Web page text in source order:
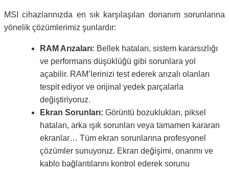
MSI cihazlarınızda en sık karşılaşılan donanım sorunlarına
yönelik çözümlerimiz şunlardır:
RAM Arızaları: Bellek hataları, sistem kararsızlığı
ve performans düşüklüğü gibi sorunlara yol
açabilir. RAM’lerinizi test ederek arızalı olanları
tespit ediyor ve orijinal yedek parçalarla
değiştiriyoruz.
Ekran Sorunları: Görüntü bozuklukları, piksel
hataları, arka ışık sorunları veya tamamen kararan
ekranlar… Tüm ekran sorunlarına profesyonel
çözümler sunuyoruz. Ekran değişimi, onarımı ve
kablo bağlantılarını kontrol ederek sorunu